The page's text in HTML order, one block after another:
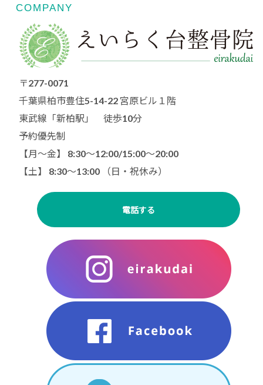
COMPANY
〒277-0071
千葉県柏市豊住5-14-22 宮原ビル１階
東武線「新柏駅」 徒歩10分
予約優先制
【月〜金】 8:30～12:00/15:00〜20:00
【土】 8:30〜13:00 （日・祝休み）
電話する